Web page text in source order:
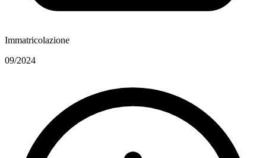
Immatricolazione
09/2024